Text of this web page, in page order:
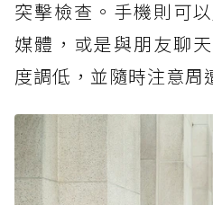
突擊檢查。手機則可
媒體，或是與朋友聊
度調低，並隨時注意周